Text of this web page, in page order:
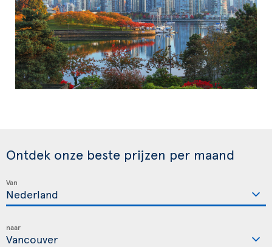
Ontdek onze beste prijzen per maand
Van
naar